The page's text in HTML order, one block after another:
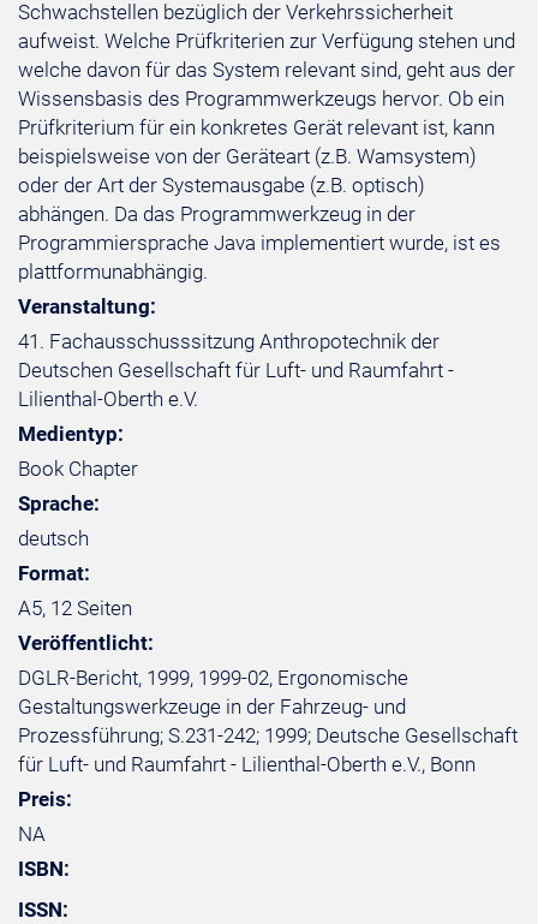
Schwachstellen bezüglich der Verkehrssicherheit
aufweist. Welche Prüfkriterien zur Verfügung stehen und
welche davon für das System relevant sind, geht aus der
Wissensbasis des Programmwerkzeugs hervor. Ob ein
Prüfkriterium für ein konkretes Gerät relevant ist, kann
beispielsweise von der Geräteart (z.B. Wamsystem)
oder der Art der Systemausgabe (z.B. optisch)
abhängen. Da das Programmwerkzeug in der
Programmiersprache Java implementiert wurde, ist es
plattformunabhängig.
Veranstaltung:
41. Fachausschusssitzung Anthropotechnik der
Deutschen Gesellschaft für Luft- und Raumfahrt -
Lilienthal-Oberth e.V.
Medientyp:
Book Chapter
Sprache:
deutsch
Format:
A5, 12 Seiten
Veröffentlicht:
DGLR-Bericht, 1999, 1999-02, Ergonomische
Gestaltungswerkzeuge in der Fahrzeug- und
Prozessführung; S.231-242; 1999; Deutsche Gesellschaft
für Luft- und Raumfahrt - Lilienthal-Oberth e.V., Bonn
Preis:
NA
ISBN:
ISSN: